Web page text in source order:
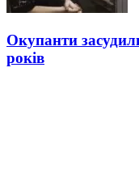
Окупанти
років